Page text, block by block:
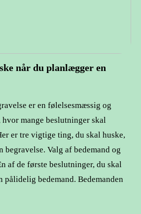
når du planlægger en
er en følelsesmæssig og
mange beslutninger skal
er tre vigtige ting, du skal huske,
begravelse. Valg af bedemand og
af de første beslutninger, du skal
bedemand. Bedemanden